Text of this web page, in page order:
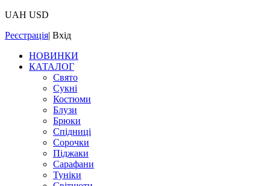
UAH USD
Реєстрація| Вхід
НОВИНКИ
КАТАЛОГ
Свято
Сукні
Костюми
Блузи
Брюки
Спідниці
Сорочки
Піджаки
Сарафани
Туніки